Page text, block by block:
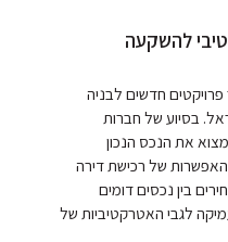
להשקעה
חדשים לבניה
בסיוע של חברות
את הנכס הנכון
של רכישת דירה
בין נכסים דומים
לגבי האטרקטיביות של